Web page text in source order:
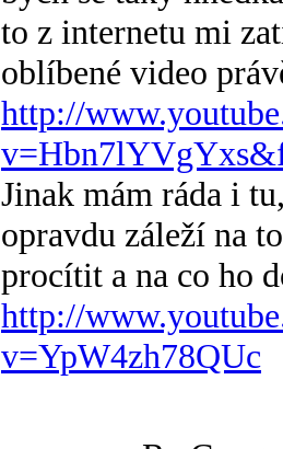
to z internetu mi
oblíbené video
http://
Jinak mám ráda i
opravdu záleží na
procítit a na co ho
http://
v=YpW4zh78QUc